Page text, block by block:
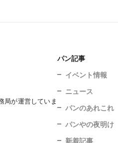
局が運営していま
パン記事
イベント情報
ニュース
パンのあれこれ
パンやの夜明け
新着記事